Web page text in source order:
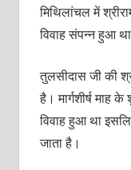
मिथिलांचल में
विवाह संपन्न हुआ
तुलसीदास जी की
है। मार्गशीर्ष माह
विवाह हुआ था
जाता है।